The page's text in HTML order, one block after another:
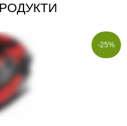
-25%